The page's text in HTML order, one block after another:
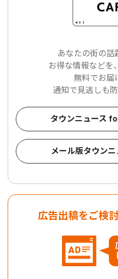
あなたの街の話
お得な情報などを
無料でお届
通知で見逃しも
タウンニュース
メール版タウン
広告出稿をご検